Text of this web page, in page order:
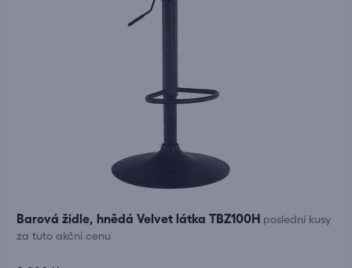
Barová židle, hnědá Velvet látka TBZ100H poslední kusy
za tuto akční cenu